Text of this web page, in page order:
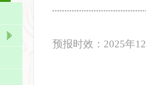
预报时效： 2025年12